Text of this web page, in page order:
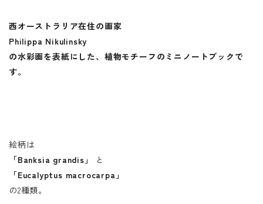
西オーストラリア在住の画家
Philippa Nikulinsky
の水彩画を表紙にした、植物モチーフのミニノートブックで
す。
絵柄は
「Banksia grandis」
と
「Eucalyptus macrocarpa」
の2種類。